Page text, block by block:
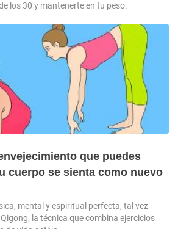
los 30 y mantenerte en tu peso.
que puedes
cuerpo se sienta como nuevo
mental y espiritual perfecta, tal vez
la técnica que combina ejercicios